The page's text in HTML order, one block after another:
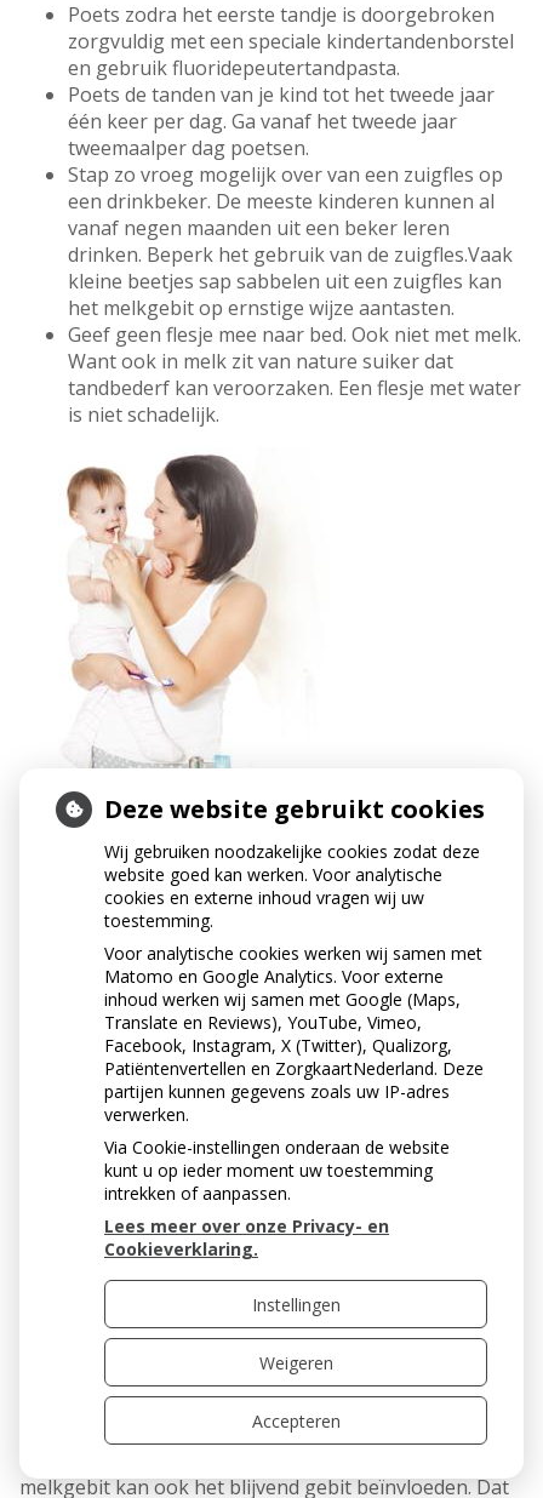
Poets zodra het eerste tandje is doorgebroken
zorgvuldig met een speciale kindertandenborstel
en gebruik fluoridepeutertandpasta.
Poets de tanden van je kind tot het tweede jaar
één keer per dag. Ga vanaf het tweede jaar
tweemaalper dag poetsen.
Stap zo vroeg mogelijk over van een zuigfles op
een drinkbeker. De meeste kinderen kunnen al
vanaf negen maanden uit een beker leren
drinken. Beperk het gebruik van de zuigfles.Vaak
kleine beetjes sap sabbelen uit een zuigfles kan
het melkgebit op ernstige wijze aantasten.
Geef geen flesje mee naar bed. Ook niet met melk.
Want ook in melk zit van nature suiker dat
tandbederf kan veroorzaken. Een flesje met water
is niet schadelijk.
MOET JE EEN MELKGEBIT
GOED VERZORGEN?
Een kind wisselt vanzelf zijn melkgebit voor het blijvend
gebit. Je zou kunnen denken dat het daarom niet nodig
is een melkgebit goed te verzorgen. Niets is minder
waar. Een slechte verzorging kan gaatjes en
tandvleesontsteking veroorzaken. Dit kan pijn doen,
waardoor je kind slechter eet, zich niet lekker voelt of
melkgebit kan ook het blijvend gebit beïnvloeden. Dat
Deze website gebruikt cookies
Wij gebruiken noodzakelijke cookies zodat deze
website goed kan werken. Voor analytische
cookies en externe inhoud vragen wij uw
toestemming.
Voor analytische cookies werken wij samen met
Matomo en Google Analytics. Voor externe
inhoud werken wij samen met Google (Maps,
Translate en Reviews), YouTube, Vimeo,
Facebook, Instagram, X (Twitter), Qualizorg,
Patiëntenvertellen en ZorgkaartNederland. Deze
partijen kunnen gegevens zoals uw IP-adres
verwerken.
Via Cookie-instellingen onderaan de website
kunt u op ieder moment uw toestemming
intrekken of aanpassen.
Lees meer over onze Privacy- en
Cookieverklaring.
Instellingen
Weigeren
Accepteren